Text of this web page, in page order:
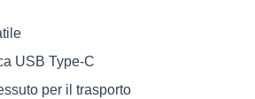
USB Type-C
per il trasporto